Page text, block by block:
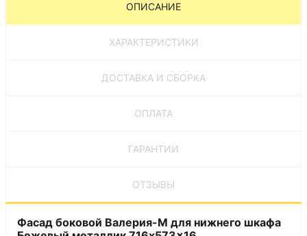
ОПИСАНИЕ
ХАРАКТЕРИСТИКИ
ДОСТАВКА И СБОРКА
ОПЛАТА
ГАРАНТИИ
ОТЗЫВЫ
Фасад боковой Валерия-М для нижнего шкафа